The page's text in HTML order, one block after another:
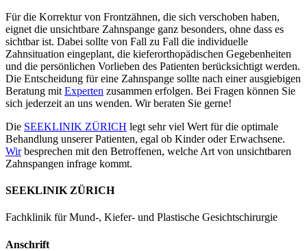
Für die Korrektur von Frontzähnen, die sich verschoben haben,
eignet die unsichtbare Zahnspange ganz besonders, ohne dass es
sichtbar ist. Dabei sollte von Fall zu Fall die individuelle
Zahnsituation eingeplant, die kieferorthopädischen Gegebenheiten
und die persönlichen Vorlieben des Patienten berücksichtigt werden.
Die Entscheidung für eine Zahnspange sollte nach einer ausgiebigen
Beratung mit Experten zusammen erfolgen. Bei Fragen können Sie
sich jederzeit an uns wenden. Wir beraten Sie gerne!
Die SEEKLINIK ZÜRICH legt sehr viel Wert für die optimale
Behandlung unserer Patienten, egal ob Kinder oder Erwachsene.
Wirbesprechen mit den Betroffenen, welche Art von unsichtbaren
Zahnspangen infrage kommt.
SEEKLINIK ZÜRICH
Fachklinik für Mund-, Kiefer- und Plastische Gesichtschirurgie
Anschrift